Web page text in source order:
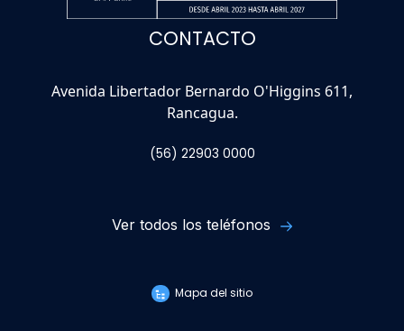
CONTACTO
Avenida Libertador Bernardo O'Higgins 611,
Rancagua.
(56) 22903 0000
Ver todos los teléfonos
Mapa del sitio